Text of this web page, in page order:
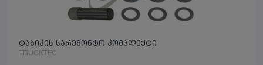
ტაბიკის სარემონტო კომპლექტი
TRUCKTEC